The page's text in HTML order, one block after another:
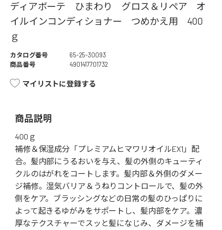
ディアボーテ ひまわり グロス＆リペア オ
イルインコンディショナー つめかえ用 400
ｇ
カタログ番号
65-25-30093
商品番号
4901417701732
マイリストに登録する
商品説明
400ｇ
補修＆保湿成分「プレミアムヒマワリオイルEX1」配
合。髪内部にうるおいを与え、髪の外側のキューティ
クルのはがれをコートします。髪内部＆外側のダメー
ジ補修。湿気バリア＆うねりコントロールで、髪の外
側をケア。ブラッシングなどの日常の髪のひっぱりに
よって起きるゆがみをサポートし、髪内部をケア。濃
厚なテクスチャーでスッと髪になじみ、ダメージを補